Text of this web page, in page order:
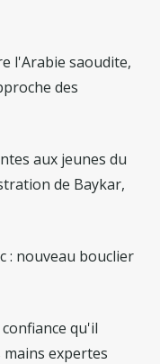
l'Arabie saoudite,
des
aux jeunes du
de Baykar,
: nouveau bouclier
qu'il
expertes